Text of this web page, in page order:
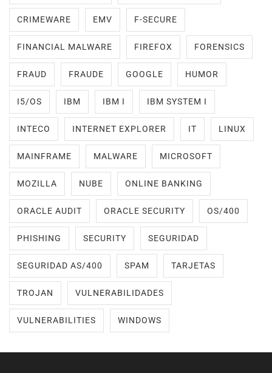
CRIMEWARE EMV F-SECURE
FINANCIAL MALWARE FIREFOX FORENSICS
FRAUD FRAUDE GOOGLE HUMOR
I5/OS IBM IBM I IBM SYSTEM I
INTECO INTERNET EXPLORER IT LINUX
MAINFRAME MALWARE MICROSOFT
MOZILLA NUBE ONLINE BANKING
ORACLE AUDIT ORACLE SECURITY OS/400
PHISHING SECURITY SEGURIDAD
SEGURIDAD AS/400 SPAM TARJETAS
TROJAN VULNERABILIDADES
VULNERABILITIES WINDOWS